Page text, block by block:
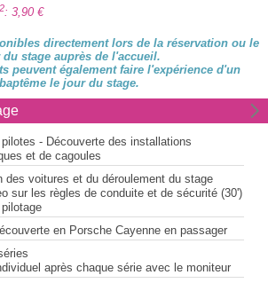
2: 3,90
directement lors de la réservation ou le
stage auprès de l'accueil.
peuvent également faire l'expérience d'un
baptême le jour du stage.
- Découverte des installations
et de cagoules
des voitures et du déroulement du stage
sur les règles de conduite et de sécurité (30')
en Porsche Cayenne en passager
après chaque série avec le moniteur